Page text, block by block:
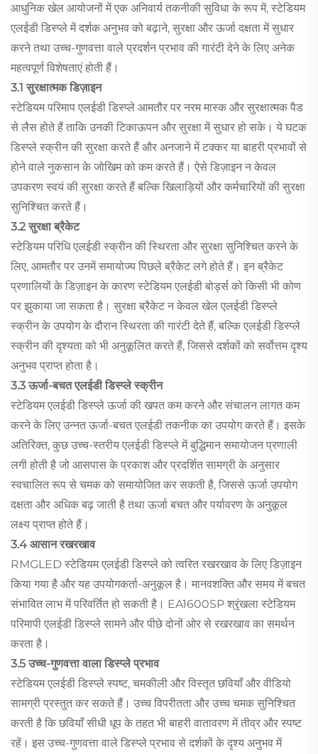
आधुनिक खेल आयोजनों में एक अनिवार्य तकनीकी सुविधा के रूप में, स्टेडियम
एलईडी डिस्प्ले में दर्शक अनुभव को बढ़ाने, सुरक्षा और ऊर्जा दक्षता में सुधार
करने तथा उच्च-गुणवत्ता वाले प्रदर्शन प्रभाव की गारंटी देने के लिए अनेक
महत्वपूर्ण विशेषताएं होती हैं।
3.1 सुरक्षात्मक डिज़ाइन
स्टेडियम परिमाप एलईडी डिस्प्ले आमतौर पर नरम मास्क और सुरक्षात्मक पैड
से लैस होते हैं ताकि उनकी टिकाऊपन और सुरक्षा में सुधार हो सके। ये घटक
डिस्प्ले स्क्रीन की सुरक्षा करते हैं और अनजाने में टक्कर या बाहरी प्रभावों से
होने वाले नुकसान के जोखिम को कम करते हैं। ऐसे डिज़ाइन न केवल
उपकरण स्वयं की सुरक्षा करते हैं बल्कि खिलाड़ियों और कर्मचारियों की सुरक्षा
सुनिश्चित करते हैं।
3.2 सुरक्षा ब्रैकेट
स्टेडियम परिधि एलईडी स्क्रीन की स्थिरता और सुरक्षा सुनिश्चित करने के
लिए, आमतौर पर उनमें समायोज्य पिछले ब्रैकेट लगे होते हैं। इन ब्रैकेट
प्रणालियों के डिज़ाइन के कारण स्टेडियम एलईडी बोर्ड्स को किसी भी कोण
पर झुकाया जा सकता है। सुरक्षा ब्रैकेट न केवल खेल एलईडी डिस्प्ले
स्क्रीन के उपयोग के दौरान स्थिरता की गारंटी देते हैं, बल्कि एलईडी डिस्प्ले
स्क्रीन की दृश्यता को भी अनुकूलित करते हैं, जिससे दर्शकों को सर्वोत्तम दृश्य
अनुभव प्राप्त होता है।
3.3 ऊर्जा-बचत एलईडी डिस्प्ले स्क्रीन
स्टेडियम एलईडी डिस्प्ले ऊर्जा की खपत कम करने और संचालन लागत कम
करने के लिए उन्नत ऊर्जा-बचत एलईडी तकनीक का उपयोग करते हैं। इसके
अतिरिक्त, कुछ उच्च-स्तरीय एलईडी डिस्प्ले में बुद्धिमान समायोजन प्रणाली
लगी होती है जो आसपास के प्रकाश और प्रदर्शित सामग्री के अनुसार
स्वचालित रूप से चमक को समायोजित कर सकती है, जिससे ऊर्जा उपयोग
दक्षता और अधिक बढ़ जाती है तथा ऊर्जा बचत और पर्यावरण के अनुकूल
लक्ष्य प्राप्त होते हैं।
3.4 आसान रखरखाव
RMGLED स्टेडियम एलईडी डिस्प्ले को त्वरित रखरखाव के लिए डिज़ाइन
किया गया है और यह उपयोगकर्ता-अनुकूल है। मानवशक्ति और समय में बचत
संभावित लाभ में परिवर्तित हो सकती है। EA1600SP श्रृंखला स्टेडियम
परिमापी एलईडी डिस्प्ले सामने और पीछे दोनों ओर से रखरखाव का समर्थन
करता है।
3.5 उच्च-गुणवत्ता वाला डिस्प्ले प्रभाव
स्टेडियम एलईडी डिस्प्ले स्पष्ट, चमकीली और विस्तृत छवियाँ और वीडियो
सामग्री प्रस्तुत कर सकते हैं। उच्च विपरीतता और उच्च चमक सुनिश्चित
करती है कि छवियाँ सीधी धूप के तहत भी बाहरी वातावरण में तीव्र और स्पष्ट
रहें। इस उच्च-गुणवत्ता वाले डिस्प्ले प्रभाव से दर्शकों के दृश्य अनुभव में